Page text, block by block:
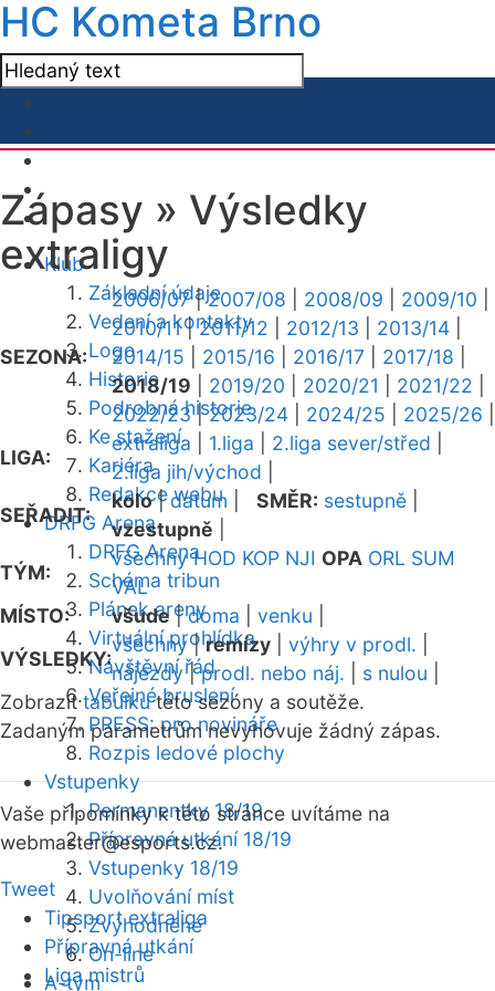
HC Kometa Brno
Klub
Základní údaje
Vedení a kontakty
Logo
Historie
Podrobná historie
Ke stažení
Kariéra
Redakce webu
DRFG Arena
DRFG Arena
Schéma tribun
Plánek areny
Virtuální prohlídka
Návštěvní řád
Veřejné bruslení
PRESS: pro novináře
Rozpis ledové plochy
Vstupenky
Permanentky 18/19
Přípravná utkání 18/19
Vstupenky 18/19
Uvolňování míst
Zvýhodněné
On-line
A-tým
Zápasy » Výsledky
extraligy
SEZONA:
2006/07|2007/08 2008/09 2009/10
2010/11|2011/12 2012/13 2013/14
2014/15
2015/16 2016/17 2017/18
2018/19
2019/20 2020/21 2021/22
2022/23|2023/24 2024/25 2025/26
LIGA:
extraliga 1.liga 2.liga sever/střed
2.liga jih/východ
SEŘADIT:
kolo|datum SMĚR: sestupně
vzestupně
TÝM:
všechny HOD KOP NJI OPA ORL SUM
VAL
MÍSTO:
všude|doma venku
VÝSLEDKY:
všechny|remízy výhry v prodl.
nájezdy|prodl. nebo náj. s nulou
Zobrazittabulkutéto sezóny a soutěže.
Zadaným parametrům nevyhovuje žádný zápas.
Vaše připomínky k této stránce uvítáme na
webmaster@esports.cz.
Tweet
Tipsport extraliga
Přípravná utkání
Liga mistrů